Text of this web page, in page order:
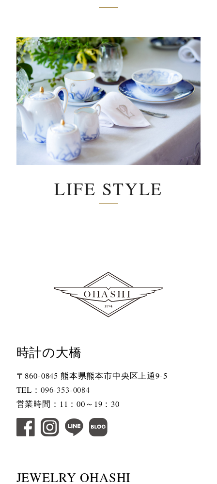
LIFE STYLE
時計の大橋
〒860-0845 熊本県熊本市中央区上通9-5
TEL： 096-353-0084
営業時間：11：00～19：30
JEWELRY OHASHI